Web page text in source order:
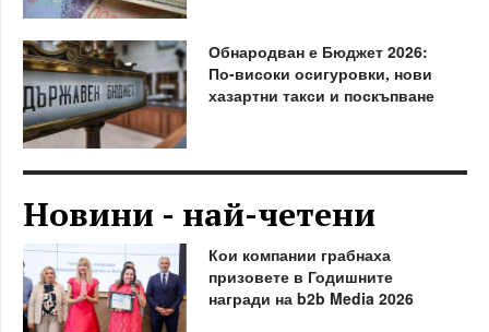
Обнародван е Бюджет 2026:
По-високи осигуровки, нови
хазартни такси и поскъпване
Новини - най-четени
Кои компании грабнаха
призовете в Годишните
награди на b2b Media 2026